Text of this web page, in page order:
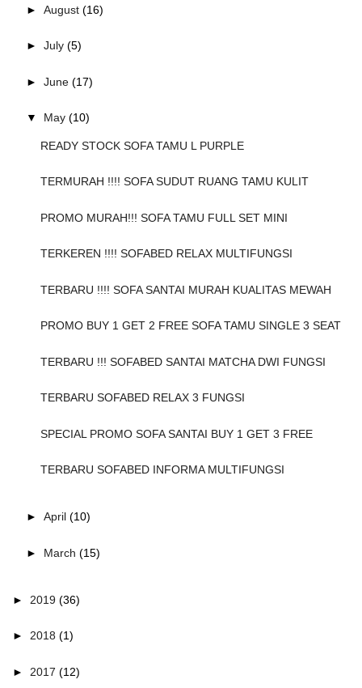
► August (16)
► July (5)
► June (17)
▼ May (10)
READY STOCK SOFA TAMU L PURPLE
TERMURAH !!!! SOFA SUDUT RUANG TAMU KULIT
PROMO MURAH!!! SOFA TAMU FULL SET MINI
TERKEREN !!!! SOFABED RELAX MULTIFUNGSI
TERBARU !!!! SOFA SANTAI MURAH KUALITAS MEWAH
PROMO BUY 1 GET 2 FREE SOFA TAMU SINGLE 3 SEAT
TERBARU !!! SOFABED SANTAI MATCHA DWI FUNGSI
TERBARU SOFABED RELAX 3 FUNGSI
SPECIAL PROMO SOFA SANTAI BUY 1 GET 3 FREE
TERBARU SOFABED INFORMA MULTIFUNGSI
► April (10)
► March (15)
► 2019 (36)
► 2018 (1)
► 2017 (12)